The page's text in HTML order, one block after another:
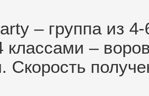
– группа из
классами –
Скорость